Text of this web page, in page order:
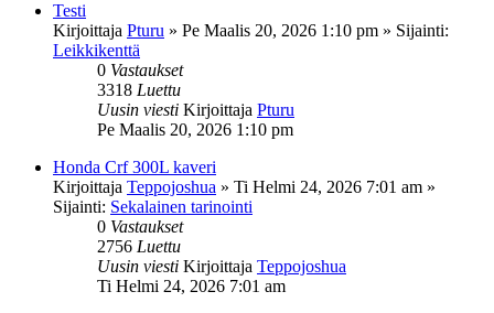
Testi
Kirjoittaja Pturu » Pe Maalis 20, 2026 1:10 pm » Sijainti:
Leikkikenttä
0 Vastaukset
3318 Luettu
Uusin viesti Kirjoittaja Pturu
Pe Maalis 20, 2026 1:10 pm
Honda Crf 300L kaveri
Kirjoittaja Teppojoshua » Ti Helmi 24, 2026 7:01 am »
Sijainti: Sekalainen tarinointi
0 Vastaukset
2756 Luettu
Uusin viesti Kirjoittaja Teppojoshua
Ti Helmi 24, 2026 7:01 am